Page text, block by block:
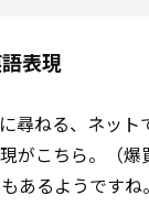
表現
尋ねる、ネット
がこちら。（
あるようですね